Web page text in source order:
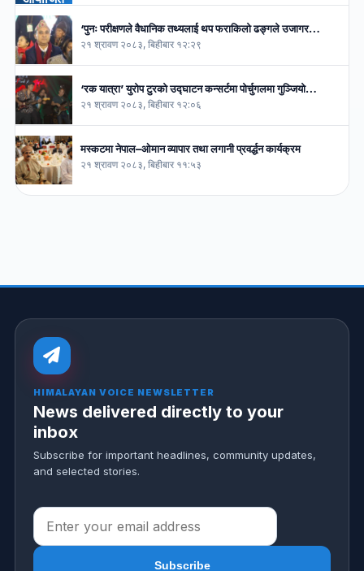
‘पुनः परीक्षणले वैधानिक तथ्यलाई थप फराकिलो ढङ्गले उजागर…
२१ श्रावण २०८३, बिहीबार १२:२९
‘रक यात्रा’ युरोप टुरको उद्घाटन कन्सर्टमा पोर्चुगलमा गुञ्जियो…
२१ श्रावण २०८३, बिहीबार १२:०६
मस्कटमा नेपाल–ओमान व्यापार तथा लगानी प्रवर्द्धन कार्यक्रम
२१ श्रावण २०८३, बिहीबार ११:५३
HIMALAYAN VOICE NEWSLETTER
News delivered directly to your
inbox
Subscribe for important headlines, community updates,
and selected stories.